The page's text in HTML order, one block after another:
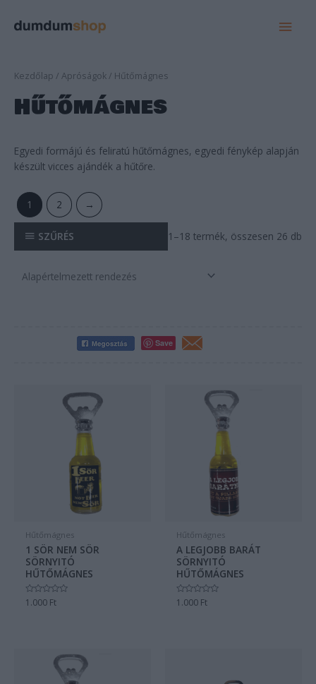
Kezdőlap / Apróságok/ Hűtőmágnes
Hűtőmágnes
Egyedi formájú és feliratú hűtőmágnes, egyedi fénykép alapján
készült vicces ajándék a hűtőre.
1 2 →
SZŰRÉS 1–18 termék, összesen 26 db
Save
Hűtőmágnes
1 SÖR NEM SÖR
SÖRNYITÓ
HŰTŐMÁGNES
Értékelés:
0
1.000 Ft
Hűtőmágnes
A LEGJOBB BARÁT
SÖRNYITÓ
HŰTŐMÁGNES
Értékelés:
0
1.000 Ft